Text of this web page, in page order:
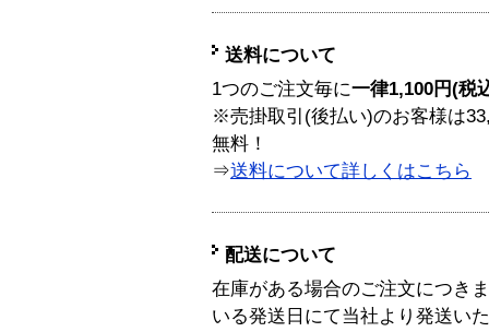
送料について
1つのご注文毎に一律1,100円(税
※売掛取引(後払い)のお客様は
無料！
⇒送料について詳しくはこちら
配送について
在庫がある場合のご注文につき
いる発送日にて当社より発送い